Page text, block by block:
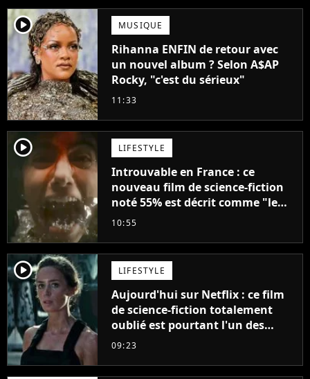
player2 MUSIQUE
Rihanna ENFIN de retour avec
un nouvel album ? Selon A$AP
Rocky, "c'est du sérieux"
11:33
player2 LIFESTYLE
Introuvable en France : ce
nouveau film de science-fiction
noté 55% est décrit comme "le
plus stupide de l'année"
10:55
player2 LIFESTYLE
Aujourd'hui sur Netflix : ce film
de science-fiction totalement
oublié est pourtant l'un des
meilleurs des années 2010
09:23